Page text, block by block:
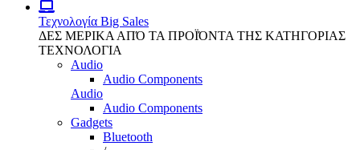
Τεχνολογία Big Sales
ΔΕΣ ΜΕΡΙΚΑ ΑΠΌ ΤΑ ΠΡΟΪΌΝΤΑ ΤΗΣ ΚΑΤΗΓΟΡΙΑΣ
ΤΕΧΝΟΛΟΓΙΑ
Audio
Audio Components
Audio
Audio Components
Gadgets
Bluetooth